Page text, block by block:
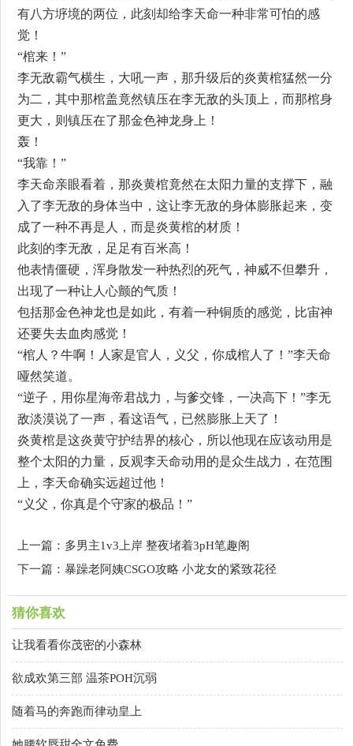
有八方垿境的两位，此刻却给李天命一种非常可怕的感
觉！
“棺来！”
李无敌霸气横生，大吼一声，那升级后的炎黄棺猛然一分
为二，其中那棺盖竟然镇压在李无敌的头顶上，而那棺身
更大，则镇压在了那金色神龙身上！
轰！
“我靠！”
李天命亲眼看着，那炎黄棺竟然在太阳力量的支撑下，融
入了李无敌的身体当中，这让李无敌的身体膨胀起来，变
成了一种不再是人，而是炎黄棺的材质！
此刻的李无敌，足足有百米高！
他表情僵硬，浑身散发一种热烈的死气，神威不但攀升，
出现了一种让人心颤的气质！
包括那金色神龙也是如此，有着一种铜质的感觉，比宙神
还要失去血肉感觉！
“棺人？牛啊！人家是官人，义父，你成棺人了！”李天命
哑然笑道。
“逆子，用你星海帝君战力，与爹交锋，一决高下！”李无
敌淡漠说了一声，看这语气，已然膨胀上天了！
炎黄棺是这炎黄守护结界的核心，所以他现在应该动用是
整个太阳的力量，反观李天命动用的是众生战力，在范围
上，李天命确实远超过他！
“义父，你真是个守家的极品！”
上一篇：多男主1v3上岸 整夜堵着3pH笔趣阁
下一篇：暴躁老阿姨CSGO攻略 小龙女的紧致花径
猜你喜欢
让我看看你茂密的小森林
欲成欢第三部 温茶POH沉弱
随着马的奔跑而律动皇上